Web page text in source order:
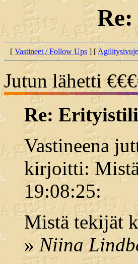
[ Vastineet / Follow Ups ] [
Jutun lähetti
Re:
Vastineena
kirjoitti:
19:08:25:
Mistä tekijät
» Niina